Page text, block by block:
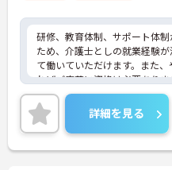
研修、教育体制、サポート体
ため、介護士としの就業経験
て働いていただけます。また
ればご応募に資格は必要あり
ちの方には詳細の情報や面接
ますのでお気軽にお問い合わせ
詳細を見る